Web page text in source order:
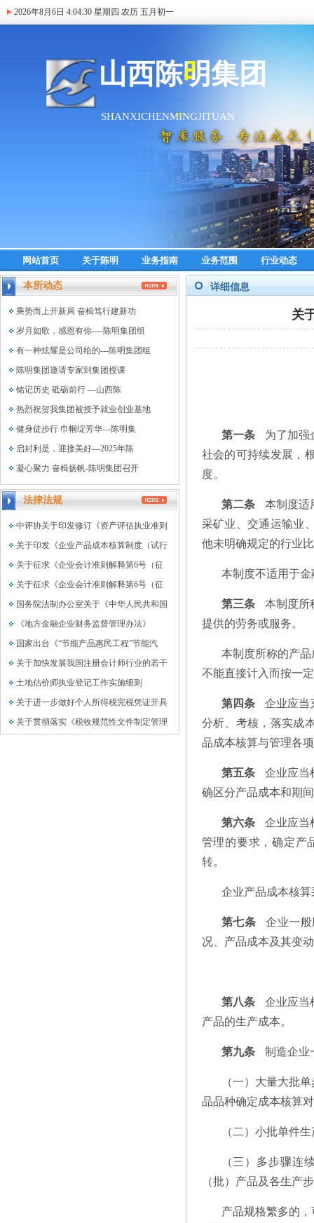
2026年8月6日 4:04:31 星期四 农历 五月初一
网站首页 关于陈明 业务指南 业务范围 行业动态
本所动态
乘势而上开新局 奋楫笃行建新功
岁月如歌，感恩有你----陈明集团组
有一种炫耀是公司给的---陈明集团组
陈明集团邀请专家到集团授课
铭记历史 砥砺前行 ---山西陈
热烈祝贺我集团被授予就业创业基地
健身徒步行 巾帼绽芳华---陈明集
启封利是，迎接美好---2025年陈
凝心聚力 奋楫扬帆-陈明集团召开
法律法规
中评协关于印发修订《资产评估执业准则
关于印发《企业产品成本核算制度（试行
关于征求《企业会计准则解释第6号（征
关于征求《企业会计准则解释第6号（征
国务院法制办公室关于《中华人民共和国
《地方金融企业财务监督管理办法》
国家出台《“节能产品惠民工程”节能汽
关于加快发展我国注册会计师行业的若干
土地估价师执业登记工作实施细则
关于进一步做好个人所得税完税凭证开具
关于贯彻落实《税收规范性文件制定管理
详细信息
关
第一条
为了加强
社会的可持续发展，
度。
第二条
本制度适
采矿业、交通运输业
他未明确规定的行业
本制度不适用于
第三条
本制度所
提供的劳务或服务。
本制度所称的产
不能直接计入而按一
第四条
企业应当
分析、考核，落实成
品成本核算与管理各
第五条
企业应当
确区分产品成本和期
第六条
企业应当
管理的要求，确定产
转。
企业产品成本核
第七条
企业一
况、产品成本及其变
第八条
企业应当
产品的生产成本。
第九条 制造企业
（一）大量大批
品品种确定成本核算
（二）小批单件
（三）多步骤连
（批）产品及各生产
产品规格繁多的